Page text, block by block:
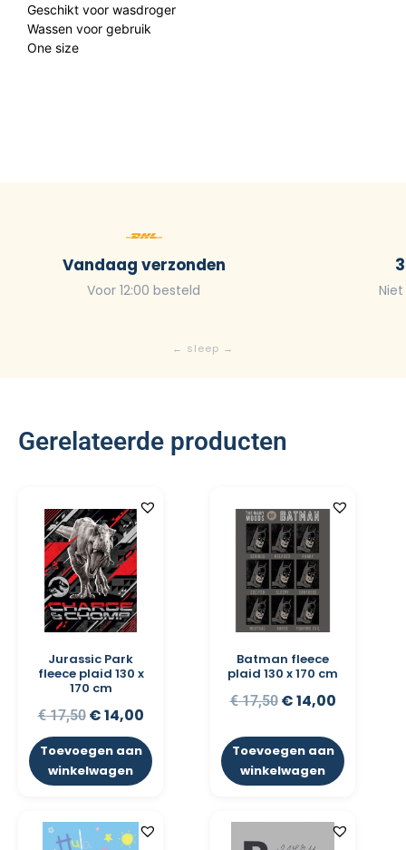
Geschikt voor wasdroger
Wassen voor gebruik
One size
Vandaag verzonden
Voor 12:00 besteld
Gerelateerde producten
Jurassic Park
fleece plaid 130 x
170 cm
€17,50 €14,00
Toevoegen aan
winkelwagen
Batman fleece
plaid 130 x 170 cm
€17,50 €14,00
Toevoegen aan
winkelwagen